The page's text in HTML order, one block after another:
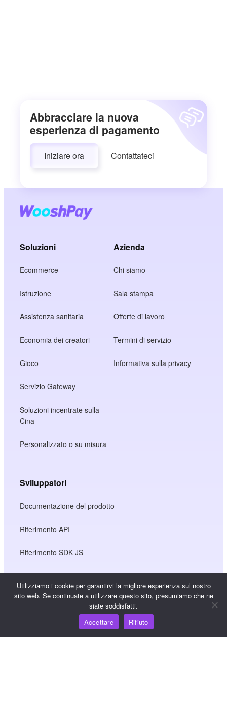
Abbracciare la nuova
esperienza di pagamento
Iniziare ora Contattateci
Soluzioni
Ecommerce
Istruzione
Assistenza sanitaria
Economia dei creatori
Gioco
Servizio Gateway
Soluzioni incentrate sulla
Cina
Personalizzato o su misura
Azienda
Chi siamo
Sala stampa
Offerte di lavoro
Termini di servizio
Informativa sulla privacy
Sviluppatori
Documentazione del prodotto
Riferimento API
Riferimento SDK JS
Risorse
Hub della conoscenza
Prezzi
Utilizziamo i cookie per garantirvi la migliore esperienza sul nostro
sito web. Se continuate a utilizzare questo sito, presumiamo che ne
siate soddisfatti.
Accettare
Rifiuto